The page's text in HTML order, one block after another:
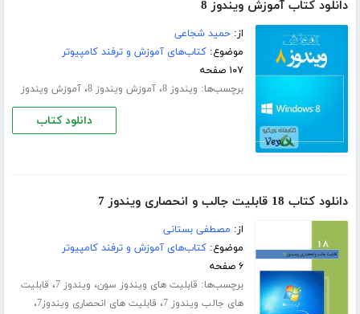
دانلود کتاب آموزش ویندوز 8
از:حمید شجاعی
موضوع:کتاب‌های آموزش و ترفند کامپیوتر
۱۰۷ صفحه
برچسب‌ها: ویندوز 8 ،آموزش ویندوز 8 ،آموزش ویندوز
دانلود کتاب
دانلود کتاب 18 قابلیت جالب و انحصاری ویندوز 7
از: مصطفی بستانی
موضوع:کتاب‌های آموزش و ترفند کامپیوتر
۶ صفحه
برچسب‌ها: قابلیت های ویندوز سون، ویندوز 7 ، قابلیت
های جالب ویندوز 7 ، قابلیت های انحصاری ویندوز7 ،